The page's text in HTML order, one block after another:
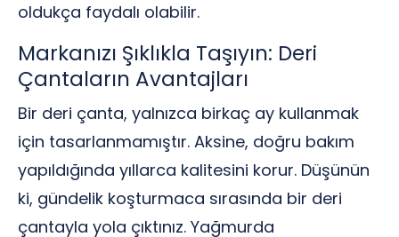
oldukça faydalı olabilir.
Markanızı Şıklıkla Taşıyın: Deri
Çantaların Avantajları
Bir deri çanta, yalnızca birkaç ay kullanmak
için tasarlanmamıştır. Aksine, doğru bakım
yapıldığında yıllarca kalitesini korur. Düşünün
ki, gündelik koşturmaca sırasında bir deri
çantayla yola çıktınız. Yağmurda